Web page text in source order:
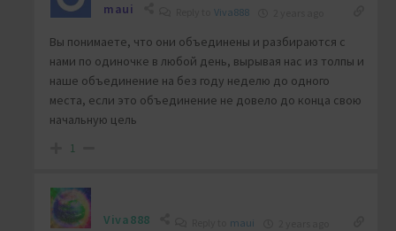
maui Viva888
Вы понимаете, что они объединены и разбираются с
нами по одиночке в любой день, вырывая нас из толпы и
наше объединение на без году неделю до одного
места, если это объединение не довело до конца свою
начальную цель
1
Viva888 maui